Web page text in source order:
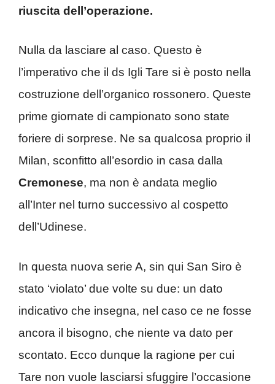
riuscita dell’operazione.
Nulla da lasciare al caso. Questo è
l’imperativo che il ds Igli Tare si è posto nella
costruzione dell’organico rossonero. Queste
prime giornate di campionato sono state
foriere di sorprese. Ne sa qualcosa proprio il
Milan, sconfitto all’esordio in casa dalla
Cremonese, ma non è andata meglio
all’Inter nel turno successivo al cospetto
dell’Udinese.
In questa nuova serie A, sin qui San Siro è
stato ‘violato’ due volte su due: un dato
indicativo che insegna, nel caso ce ne fosse
ancora il bisogno, che niente va dato per
scontato. Ecco dunque la ragione per cui
Tare non vuole lasciarsi sfuggire l’occasione